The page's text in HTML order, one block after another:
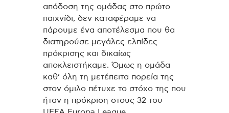
απόδοση της ομάδας στο πρώτο
παιχνίδι, δεν καταφέραμε να
πάρουμε ένα αποτέλεσμα που θα
διατηρούσε μεγάλες ελπίδες
πρόκρισης και δικαίως
αποκλειστήκαμε. Όμως η ομάδα
καθ’ όλη τη μετέπειτα πορεία της
στον όμιλο πέτυχε το στόχο της που
ήταν η πρόκριση στους 32 του